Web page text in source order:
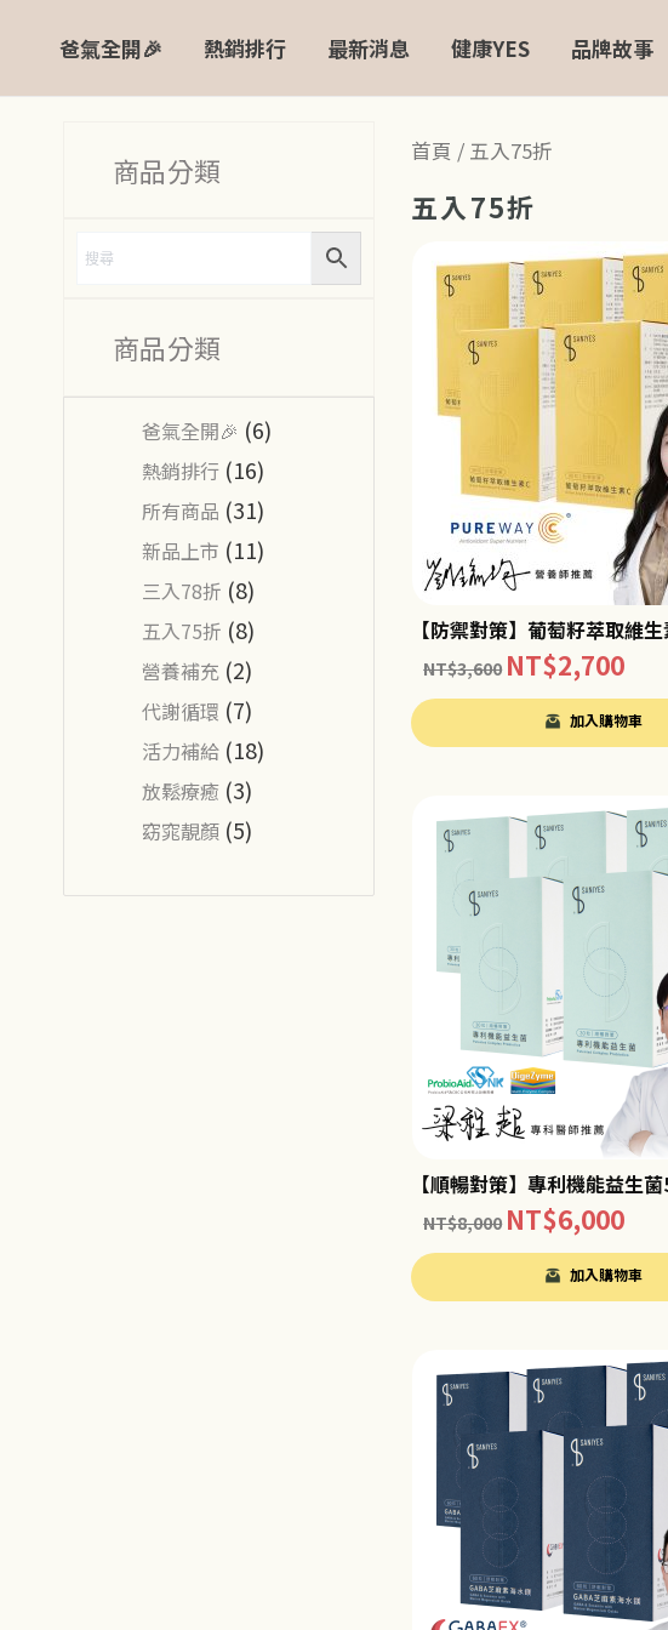
爸氣全開🎉 熱銷排行 最新消息 健康YES 品牌故事
商品分類
商品分類
爸氣全開🎉 (6)
熱銷排行 (16)
所有商品 (31)
新品上市 (11)
三入78折 (8)
五入75折 (8)
營養補充 (2)
代謝循環 (7)
活力補給 (18)
放鬆療癒 (3)
窈窕靚顏 (5)
首頁 / 五入75折
五入75折
【防禦對策】葡萄籽萃取維
NT$3,600 NT$2,700
加入購物車
【順暢對策】專利機能益生
NT$8,000 NT$6,000
加入購物車